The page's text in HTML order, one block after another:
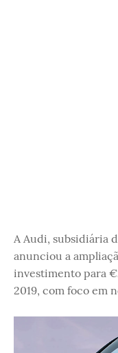
A Audi, subsidiária
anunciou a
investimento para
2019, com foco em